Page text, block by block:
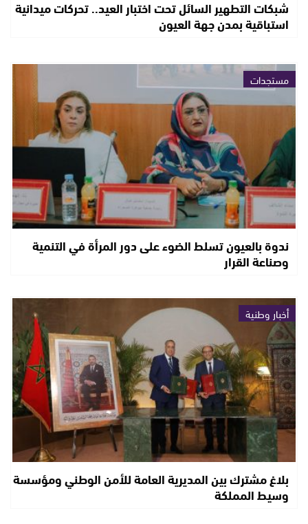
شبكات التطهير السائل تحت اختبار العيد.. تحركات ميدانية
استباقية بمدن جهة العيون
مستجدات
ندوة بالعيون تسلط الضوء على دور المرأة في التنمية
وصناعة القرار
أخبار وطنية
بلاغ مشترك بين المديرية العامة للأمن الوطني ومؤسسة
وسيط المملكة